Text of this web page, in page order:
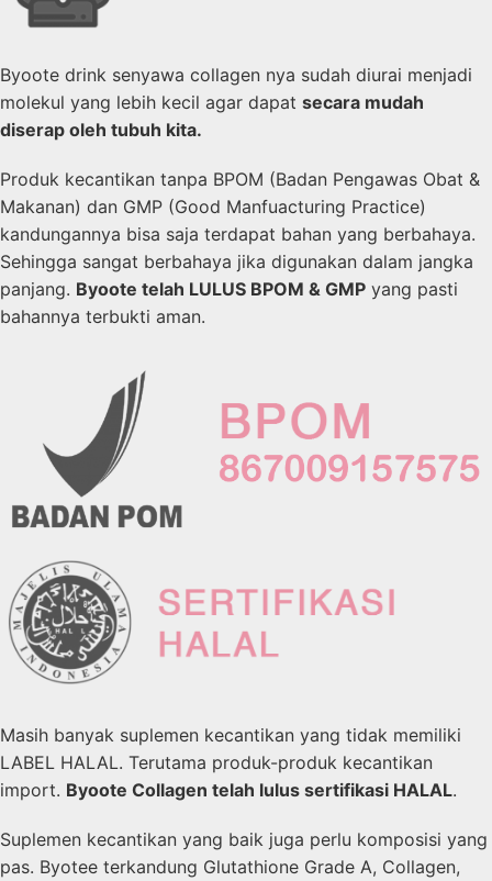
Byoote drink senyawa collagen nya sudah diurai menjadi
molekul yang lebih kecil agar dapat secara mudah
diserap oleh tubuh kita.
Produk kecantikan tanpa BPOM (Badan Pengawas Obat &
Makanan) dan GMP (Good Manfuacturing Practice)
kandungannya bisa saja terdapat bahan yang berbahaya.
Sehingga sangat berbahaya jika digunakan dalam jangka
panjang. Byoote telah LULUS BPOM & GMP yang pasti
bahannya terbukti aman.
Masih banyak suplemen kecantikan yang tidak memiliki
LABEL HALAL. Terutama produk-produk kecantikan
import. Byoote Collagen telah lulus sertifikasi HALAL.
Suplemen kecantikan yang baik juga perlu komposisi yang
pas. Byotee terkandung Glutathione Grade A, Collagen,